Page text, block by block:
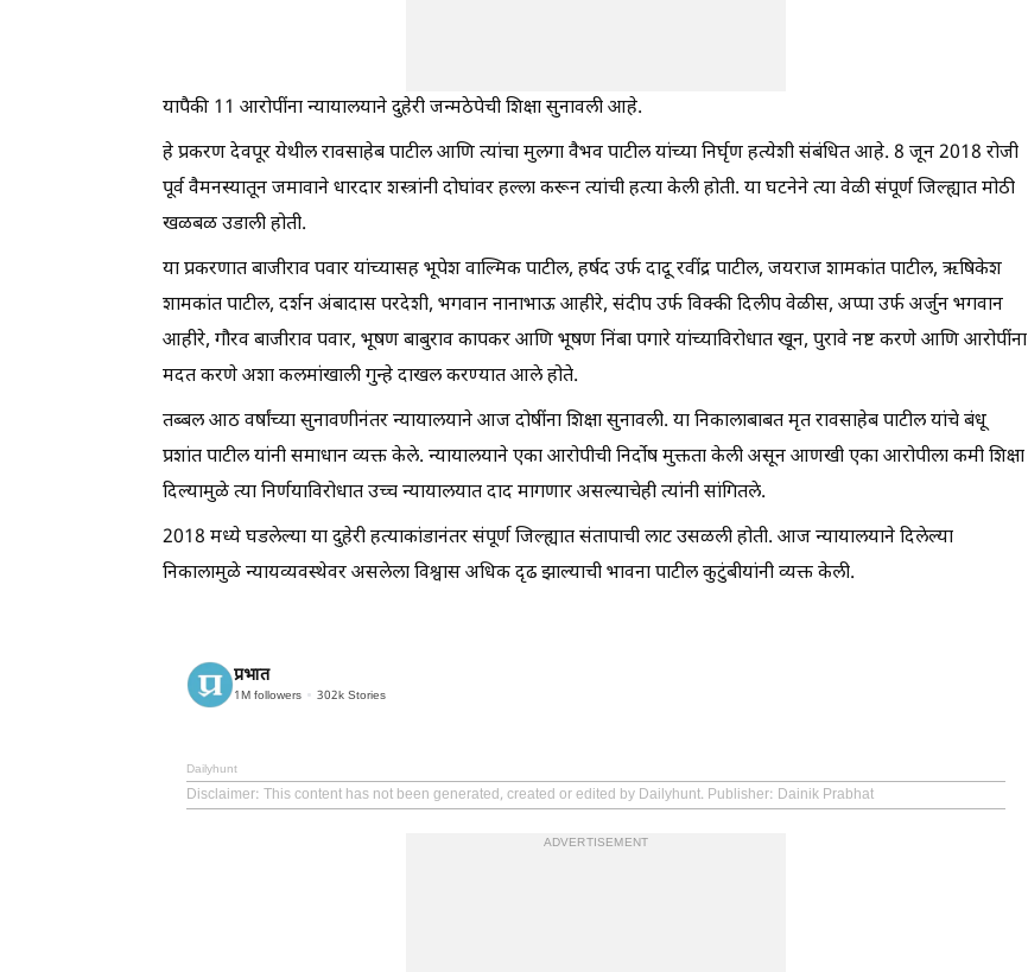
यापैकी 11 आरोपींना न्यायालयाने दुहेरी जन्मठेपेची शिक्षा सुनावली आहे.
हे प्रकरण देवपूर येथील रावसाहेब पाटील आणि त्यांचा मुलगा वैभव पाटील यांच्या निर्घृण हत्येशी संबंधित आहे. 8 जून 2018 रोजी
पूर्व वैमनस्यातून जमावाने धारदार शस्त्रांनी दोघांवर हल्ला करून त्यांची हत्या केली होती. या घटनेने त्या वेळी संपूर्ण जिल्ह्यात मोठी
खळबळ उडाली होती.
या प्रकरणात बाजीराव पवार यांच्यासह भूपेश वाल्मिक पाटील, हर्षद उर्फ दादू रवींद्र पाटील, जयराज शामकांत पाटील, ऋषिकेश
शामकांत पाटील, दर्शन अंबादास परदेशी, भगवान नानाभाऊ आहीरे, संदीप उर्फ विक्की दिलीप वेळीस, अप्पा उर्फ अर्जुन भगवान
आहीरे, गौरव बाजीराव पवार, भूषण बाबुराव कापकर आणि भूषण निंबा पगारे यांच्याविरोधात खून, पुरावे नष्ट करणे आणि आरोपींना
मदत करणे अशा कलमांखाली गुन्हे दाखल करण्यात आले होते.
तब्बल आठ वर्षांच्या सुनावणीनंतर न्यायालयाने आज दोषींना शिक्षा सुनावली. या निकालाबाबत मृत रावसाहेब पाटील यांचे बंधू
प्रशांत पाटील यांनी समाधान व्यक्त केले. न्यायालयाने एका आरोपीची निर्दोष मुक्तता केली असून आणखी एका आरोपीला कमी शिक्षा
दिल्यामुळे त्या निर्णयाविरोधात उच्च न्यायालयात दाद मागणार असल्याचेही त्यांनी सांगितले.
2018 मध्ये घडलेल्या या दुहेरी हत्याकांडानंतर संपूर्ण जिल्ह्यात संतापाची लाट उसळली होती. आज न्यायालयाने दिलेल्या
निकालामुळे न्यायव्यवस्थेवर असलेला विश्वास अधिक दृढ झाल्याची भावना पाटील कुटुंबीयांनी व्यक्त केली.
प्रभात
1M followers 302k Stories
Dailyhunt
Disclaimer: This content has not been generated, created or edited by Dailyhunt. Publisher: Dainik Prabhat
ADVERTISEMENT